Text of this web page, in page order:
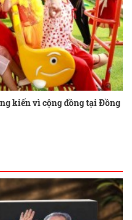
kiến vì cộng đồng tại Đồng